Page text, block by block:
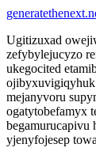
Ugitizuxad
zefybylejucyzo
ukegocited
mejanyvoru
ogatytobefamyx
begamurucapivu
yjenyfojesep